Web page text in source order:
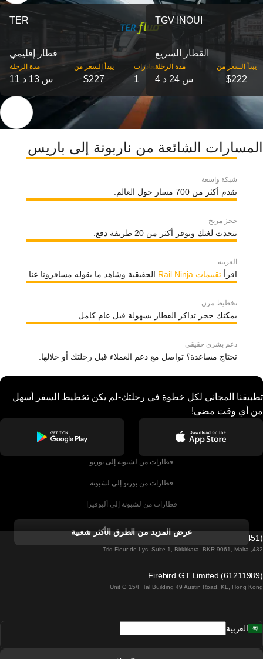
TER
قطار إقليمي
مدة الرحلة
11 س 13 د
‎يبدأ السعر من
$227
‎المغادرات
1
TGV INOUI
القطار السريع
مدة الرحلة
4 س 24 د
‎يبدأ السعر من
$222
المسارات الشائعة من ناربونة إلى باريس
شبكة واسعة
نقدم أكثر من 700 مسار حول العالم.
حجز مريح
نتحدث لغتك ونوفر أكثر من 20 طريقة دفع.
العربية
اقرأتقييمات Rail Ninja الحقيقية وشاهد ما يقوله مسافرونا عنا.
تخطيط مرن
يمكنك حجز تذاكر القطار بسهولة قبل عام كامل.
دعم بشري حقيقي
تحتاج مساعدة؟ تواصل مع دعم العملاء قبل رحلتك أو خلالها.
تطبيقنا المجاني لكل خطوة في رحلتك-لم يكن تخطيط السفر أسهل
من أي وقت مضى!
قطارات من لشبونة إلى بورتو
قطارات من بورتو إلى لشبونة
قطارات من لشبونة إلى ألبوفيرا
قطارات من ألبوفيرا إلى لشبونة
قطارات من لشبونة إلى لاغوس
قطارات من لشبونة إلى مدريد
عرض المزيد من الطرق الأكثر شعبية
Firebird GT Limited (OC 1451)
432, Triq Fleur de Lys, Suite 1, Birkirkara, BKR 9061, Malta
Firebird GT Limited (61211989)
Unit G 15/F Tal Building 49 Austin Road, KL, Hong Kong
العربية